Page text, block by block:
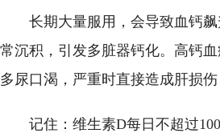
长期大量服用，会导致血钙
常沉积，引发多脏器钙化。高钙
多尿口渴，严重时直接造成肝损
记住：维生素D每日不超过